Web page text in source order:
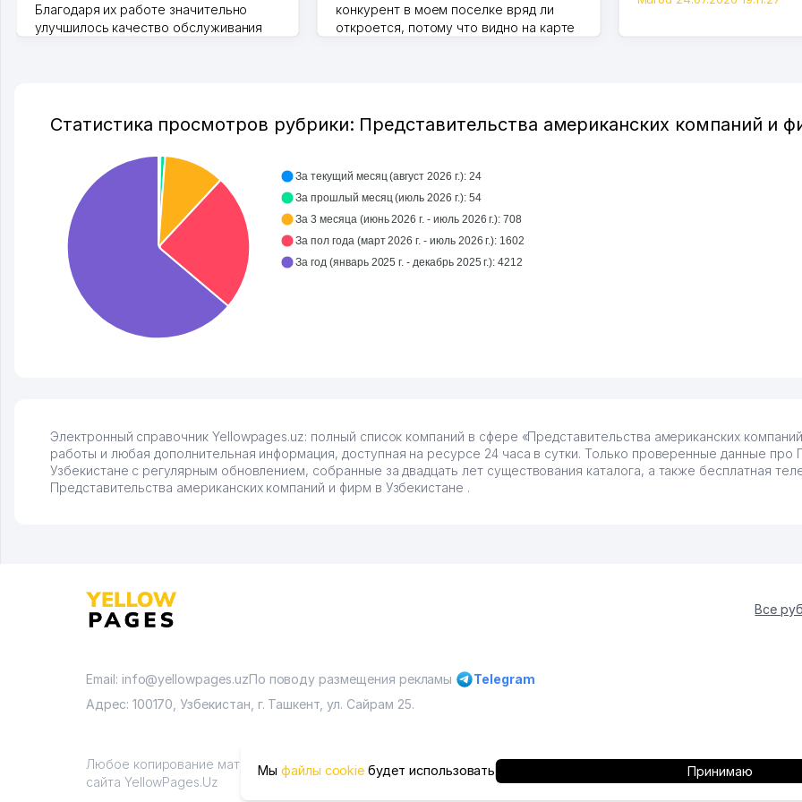
Благодаря их работе значительно
улучшилось качество обслуживания
конкурент в моем поселке вряд ли
откроется, потому что видно на карте
Статистика просмотров рубрики: Представительства американских компаний и
За текущий месяц (август 2026 г.): 24
За прошлый месяц (июль 2026 г.): 54
За 3 месяца (июнь 2026 г. - июль 2026 г.): 708
За пол года (март 2026 г. - июль 2026 г.): 1602
За год (январь 2025 г. - декабрь 2025 г.): 4212
Электронный справочник Yellowpages.uz: полный список компаний в сфере «Представительства американских
работы и любая дополнительная информация, доступная на ресурсе 24 часа в сутки. Только проверенные данные про
Узбекистане с регулярным обновлением, собранные за двадцать лет существования каталога, а также бесплатная
Представительства американских компаний и фирм в Узбекистане .
Все
Email: info@yellowpages.uzПо поводу размещения рекламы
Telegram
Адрес: 100170, Узбекистан, г. Ташкент, ул. Сайрам 25.
Любое копирование материалов возможно только с разрешения администрации
сайта YellowPages.Uz
Copyright © Yellow Pages
защищены All rights reserved.
Мы файлы cookie будет использовать Принимаю